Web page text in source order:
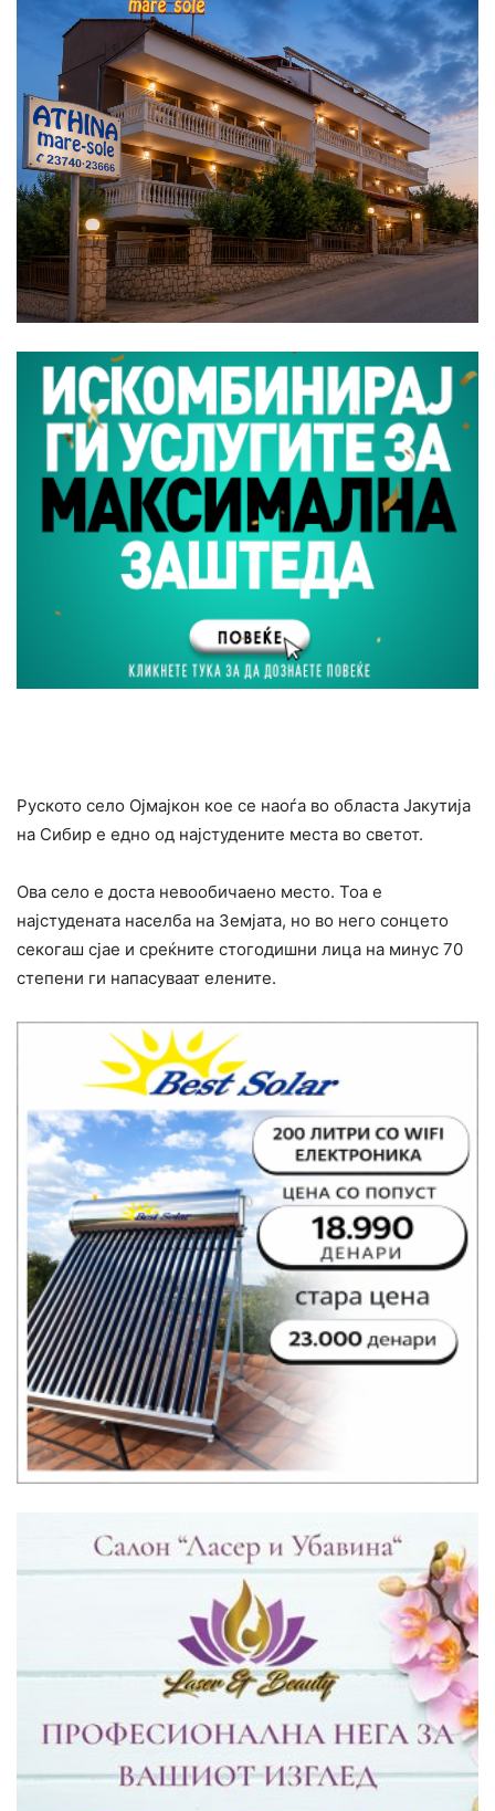
Руското село Ојмајкон кое се наоѓа во областа Јакутија
на Сибир е едно од најстудените места во светот.
Ова село е доста невообичаено место. Тоа е
најстудената населба на Земјата, но во него сонцето
секогаш сјае и среќните стогодишни лица на минус 70
степени ги напасуваат елените.